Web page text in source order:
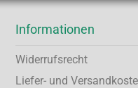
Informationen
Widerrufsrecht
Liefer- und